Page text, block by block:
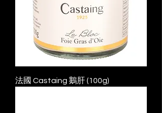
法國 Castaing 鵝肝 (100g)